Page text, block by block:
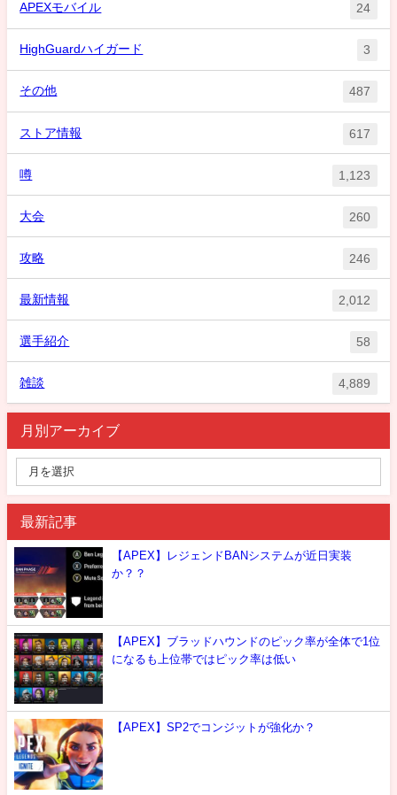
APEXモバイル 24
HighGuardハイガード 3
その他 487
ストア情報 617
噂 1,123
大会 260
攻略 246
最新情報 2,012
選手紹介 58
雑談 4,889
月別アーカイブ
最新記事
【APEX】レジェンドBANシステムが近日実装
か？？
【APEX】ブラッドハウンドのピック率が全体で1位
になるも上位帯ではピック率は低い
【APEX】SP2でコンジットが強化か？